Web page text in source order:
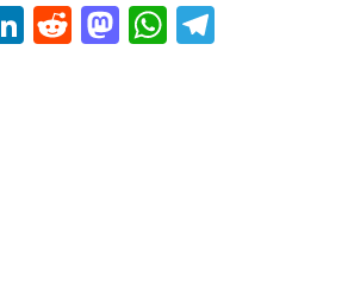
LinkedIn
Reddit
Mastodon